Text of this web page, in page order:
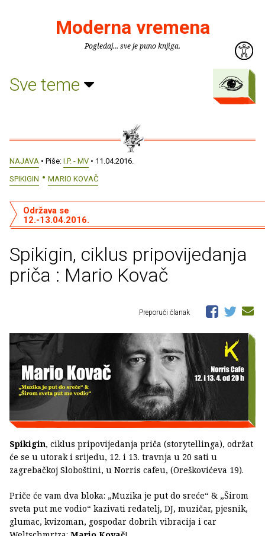
Moderna vremena
Pogledaj... sve je puno knjiga.
Sve teme
NAJAVA • Piše: I.P. - MV • 11.04.2016.
SPIKIGIN
MARIO KOVAČ
Spikigin, ciklus pripovijedanja
priča : Mario Kovač
Održava se
12.-13.04.2016.
Preporuči članak
Spikigin, ciklus pripovijedanja priča (storytellinga), održat
će se u utorak i srijedu, 12. i 13. travnja u 20 sati u
zagrebačkoj Sloboštini, u Norris cafeu, (Oreškovićeva 19).
Priče će vam dva bloka: „Muzika je put do sreće“ & „Širom
sveta put me vodio“ kazivati redatelj, DJ, muzičar, pjesnik,
glumac, kvizoman, gospodar dobrih vibracija i car